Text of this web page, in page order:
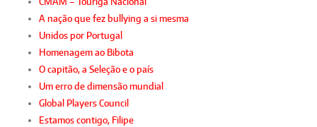
A nação que fez bullying a si mesma
Unidos por Portugal
Homenagem ao Bibota
O capitão, a Seleção e o país
Um erro de dimensão mundial
Global Players Council
Estamos contigo, Filipe